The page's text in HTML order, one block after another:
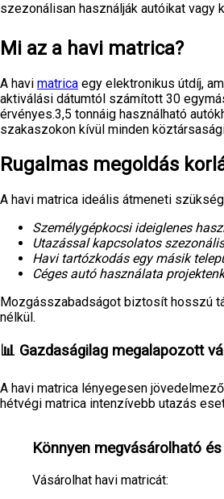
szezonálisan használják autóikat vagy
Mi az a havi matrica?
A havi matrica egy elektronikus útdíj,
aktiválási dátumtól számított 30
érvényes.3,5 tonnáig használható
szakaszokon kívül minden
Rugalmas megoldás
A havi matrica ideális átmeneti
Személygépkocsi ideiglenes
Utazással kapcsolatos
Havi tartózkodás egy másik
Céges autó használata
Mozgásszabadságot biztosít hosszú
nélkül.
📊 Gazdaságilag megalapozott
A havi matrica lényegesen
hétvégi matrica intenzívebb utazás
Könnyen megvásárolható
Vásárolhat havi matricát: